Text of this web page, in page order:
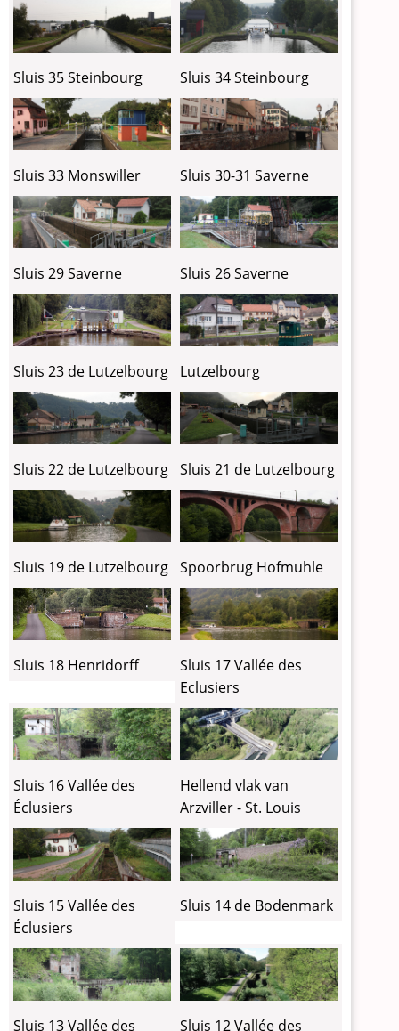
Sluis 35 Steinbourg Sluis 34 Steinbourg
Sluis 33 Monswiller Sluis 30-31 Saverne
Sluis 29 Saverne Sluis 26 Saverne
Sluis 23 de Lutzelbourg Lutzelbourg
Sluis 22 de Lutzelbourg Sluis 21 de Lutzelbourg
Sluis 19 de Lutzelbourg Spoorbrug Hofmuhle
Sluis 18 Henridorff
Sluis 17 Vallée des
Eclusiers
Sluis 16 Vallée des
Éclusiers
Hellend vlak van
Arzviller - St. Louis
Sluis 15 Vallée des
Éclusiers
Sluis 14 de Bodenmark
Sluis 13 Vallée des
Sluis 12 Vallée des